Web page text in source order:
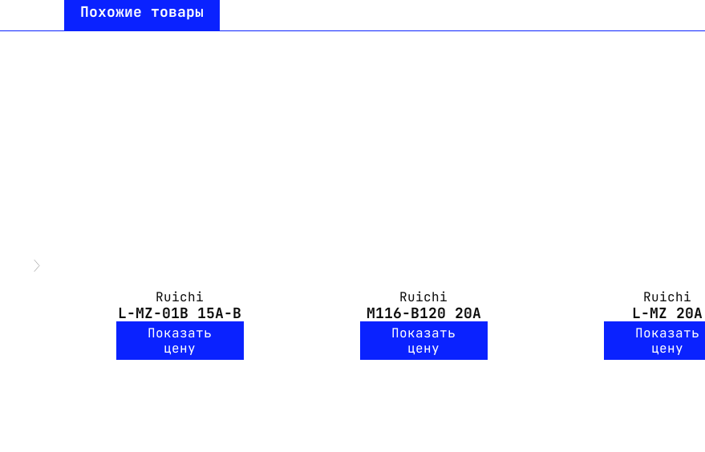
Похожие товары
Ruichi
L-MZ-01B 15A-B
Показать
цену
Ruichi
M116-B120 20A
Показать
цену
Ruichi
L-MZ 20A
Показать
цену